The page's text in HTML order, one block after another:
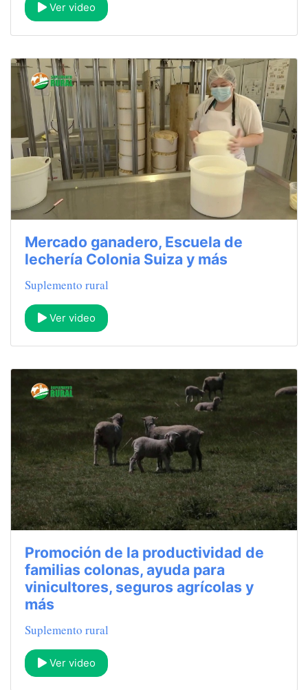
Ver video
Mercado ganadero, Escuela de
lechería Colonia Suiza y más
Suplemento rural
Ver video
Promoción de la productividad de
familias colonas, ayuda para
vinicultores, seguros agrícolas y
más
Suplemento rural
Ver video